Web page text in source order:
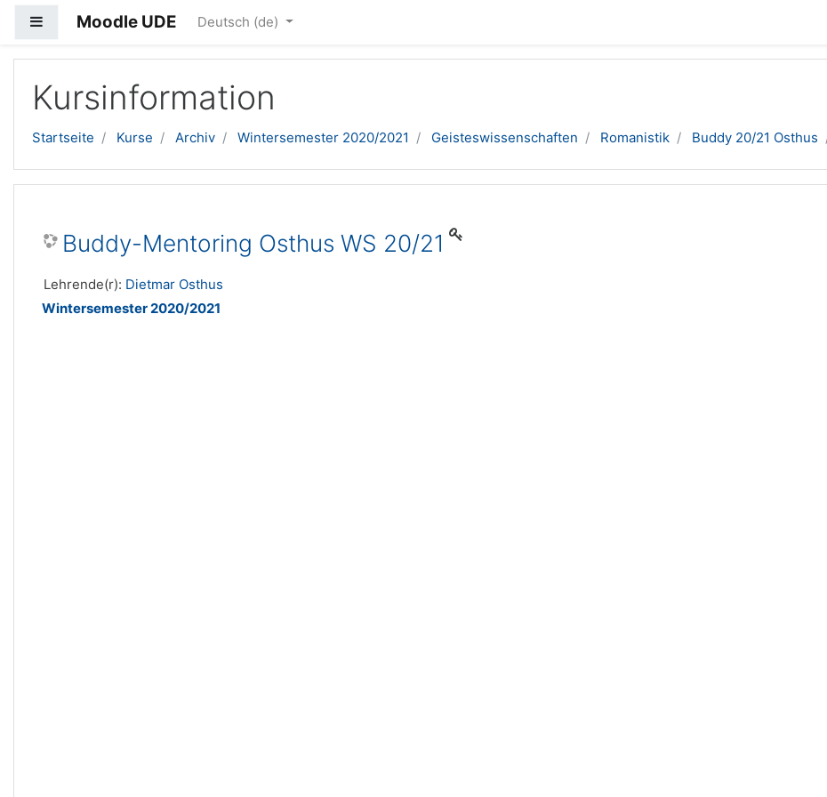
Website-Übersicht
Moodle UDE Deutsch ‎(de)‎
Kursinformation
Startseite Kurse Archiv Wintersemester 2020/2021 Geisteswissenschaften Romanistik Buddy 20/21 Osthus
Buddy-Mentoring Osthus WS 20/21
Lehrende(r): Dietmar Osthus
Wintersemester 2020/2021